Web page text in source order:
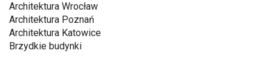
Architektura Wrocław
Architektura Poznań
Architektura Katowice
Brzydkie budynki